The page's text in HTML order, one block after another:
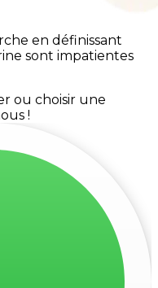
en définissant
sont impatientes
ou choisir une
!